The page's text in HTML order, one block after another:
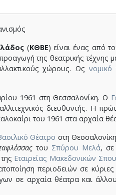
(ΚΘΒΕ) είναι ένας από
της θεατρικής
χώρους. Ως νομικό
1961 στη Θεσσαλονίκη. Ο
διευθυντής. Η
του 1961 στα αρχαία
Θέατρο στη
του Σπύρου Μελά, σε
Εταιρείας Μακεδονικών
περιοδειών σε
σε αρχαία θέατρα και